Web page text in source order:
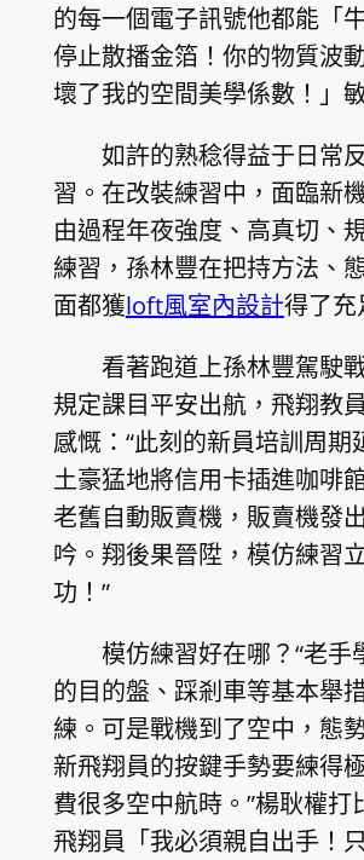
的每一個電子訊號他都能「
停止散播金箔！你的物質波
壞了我的空間美學係數！」
如許的熟稔得益于日常
習。在改裝練習中，面臨新
由過程年夜強度、高真切、
練習，孫林豐在把持方法、
面都獲loft風室內設計得了充
看著跑道上孫林豐駕駛
規定課目平安出航，飛翔教
感慨：“此刻的新員培訓周期
土豪猛地將信用卡插進咖啡
老舊自動販賣機，販賣機發
吟。翔後果晉陞，模仿練習
功！”
模仿練習好在哪？“老手
的目的盤、踩剎車等基本舉
練。可是戰機到了空中，態
新飛翔員的按鍵手勢要練得
費很多空中航時。”楊耿權打
飛翔員「我必須親自出手！